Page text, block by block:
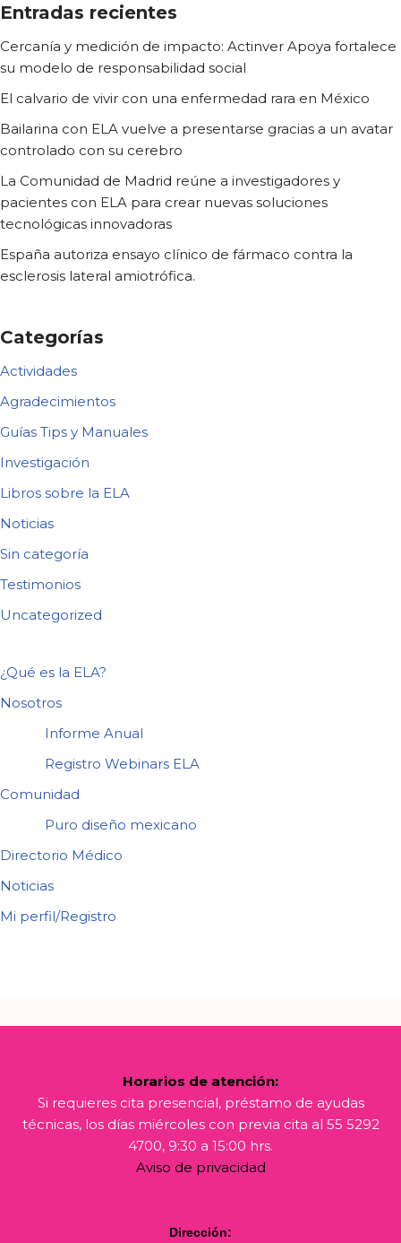
Entradas recientes
Cercanía y medición de impacto: Actinver Apoya fortalece
su modelo de responsabilidad social
El calvario de vivir con una enfermedad rara en México
Bailarina con ELA vuelve a presentarse gracias a un avatar
controlado con su cerebro
La Comunidad de Madrid reúne a investigadores y
pacientes con ELA para crear nuevas soluciones
tecnológicas innovadoras
España autoriza ensayo clínico de fármaco contra la
esclerosis lateral amiotrófica.
Categorías
Actividades
Agradecimientos
Guías Tips y Manuales
Investigación
Libros sobre la ELA
Noticias
Sin categoría
Testimonios
Uncategorized
¿Qué es la ELA?
Nosotros
Informe Anual
Registro Webinars ELA
Comunidad
Puro diseño mexicano
Directorio Médico
Noticias
Mi perfil/Registro
Horarios de atención:
Si requieres cita presencial, préstamo de ayudas
técnicas, los días miércoles con previa cita al 55 5292
4700, 9:30 a 15:00 hrs.
Aviso de privacidad
Dirección: